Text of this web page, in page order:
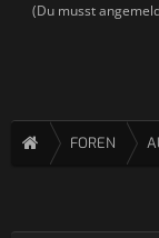
(Du musst
FOREN